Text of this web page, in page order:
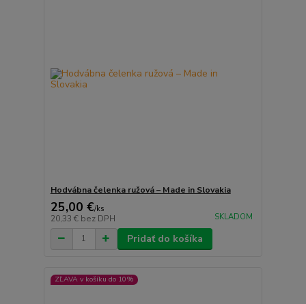
Hodvábna čelenka ružová – Made in Slovakia
25,00 €/ks
20,33 € bez DPH SKLADOM
Pridať do košíka
ZĽAVA v košíku do 10%